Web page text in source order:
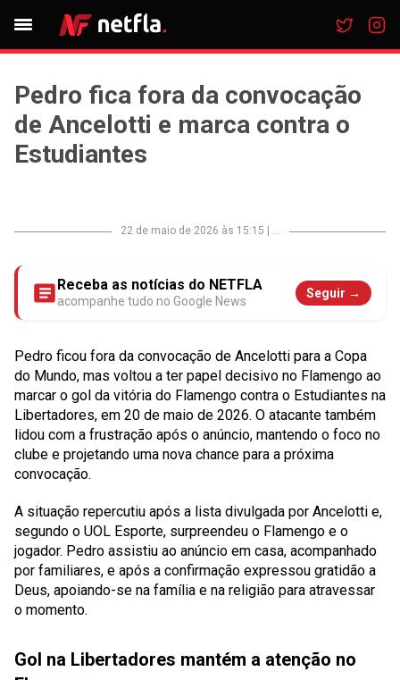
Pedro fica fora da convocação
de Ancelotti e marca contra o
Estudiantes
22 de maio de 2026 às 15:15 ...
Receba as notícias do NETFLA
acompanhe tudo no Google News
Seguir →
Pedro ficou fora da convocação de Ancelotti para a Copa
do Mundo, mas voltou a ter papel decisivo no Flamengo ao
marcar o gol da vitória do Flamengo contra o Estudiantes na
Libertadores, em 20 de maio de 2026. O atacante também
lidou com a frustração após o anúncio, mantendo o foco no
clube e projetando uma nova chance para a próxima
convocação.
A situação repercutiu após a lista divulgada por Ancelotti e,
segundo o UOL Esporte, surpreendeu o Flamengo e o
jogador. Pedro assistiu ao anúncio em casa, acompanhado
por familiares, e após a confirmação expressou gratidão a
Deus, apoiando-se na família e na religião para atravessar
o momento.
Gol na Libertadores mantém a atenção no